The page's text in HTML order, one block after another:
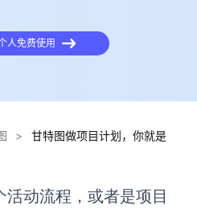
人免费使用
>
甘特图做项目计划，你就是
动流程，或者是项目